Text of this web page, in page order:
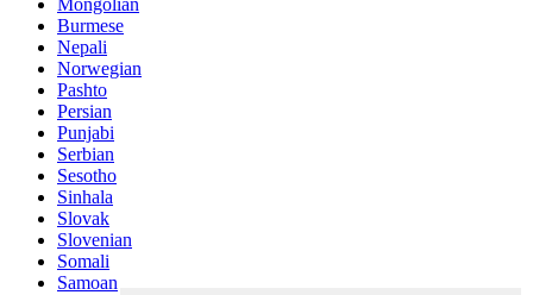
Mongolian
Burmese
Nepali
Norwegian
Pashto
Persian
Punjabi
Serbian
Sesotho
Sinhala
Slovak
Slovenian
Somali
Samoan